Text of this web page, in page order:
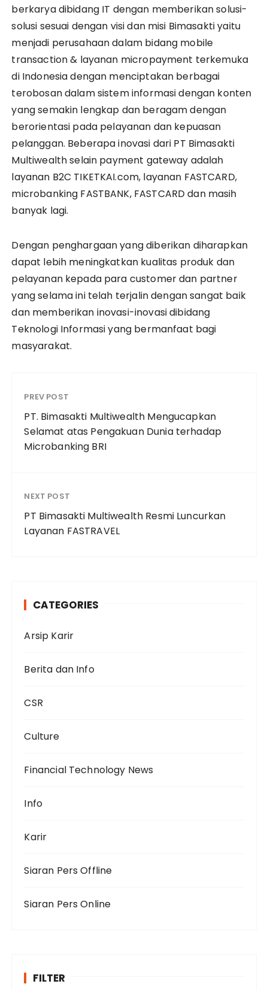
berkarya dibidang IT dengan memberikan solusi-
solusi sesuai dengan visi dan misi Bimasakti yaitu
menjadi perusahaan dalam bidang mobile
transaction & layanan micropayment terkemuka
di Indonesia dengan menciptakan berbagai
terobosan dalam sistem informasi dengan konten
yang semakin lengkap dan beragam dengan
berorientasi pada pelayanan dan kepuasan
pelanggan. Beberapa inovasi dari PT Bimasakti
Multiwealth selain payment gateway adalah
layanan B2C TIKETKAI.com, layanan FASTCARD,
microbanking FASTBANK, FASTCARD dan masih
banyak lagi.
Dengan penghargaan yang diberikan diharapkan
dapat lebih meningkatkan kualitas produk dan
pelayanan kepada para customer dan partner
yang selama ini telah terjalin dengan sangat baik
dan memberikan inovasi-inovasi dibidang
Teknologi Informasi yang bermanfaat bagi
masyarakat.
PREV POST
PT. Bimasakti Multiwealth Mengucapkan
Selamat atas Pengakuan Dunia terhadap
Microbanking BRI
NEXT POST
PT Bimasakti Multiwealth Resmi Luncurkan
Layanan FASTRAVEL
CATEGORIES
Arsip Karir
Berita dan Info
CSR
Culture
Financial Technology News
Info
Karir
Siaran Pers Offline
Siaran Pers Online
FILTER